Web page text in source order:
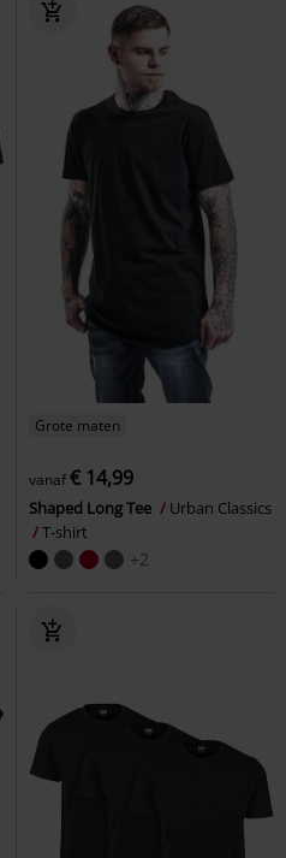
Grote maten
vanaf€ 14,99
Shaped Long Tee
Urban Classics
T-shirt
+2